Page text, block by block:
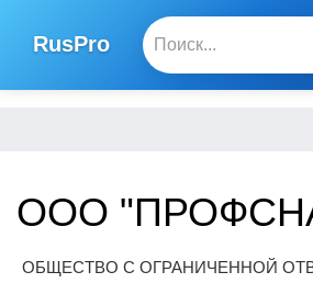
RusPro
ООО
ОБЩЕСТВО С ОГРАНИЧЕННОЙ